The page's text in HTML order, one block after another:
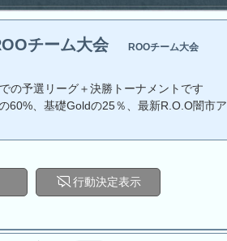
チーム大会 ROOチーム大会
の予選リーグ＋決勝トーナメントです
60%、基礎Goldの25％、最新R.O.O闇市ア
行動決定表示